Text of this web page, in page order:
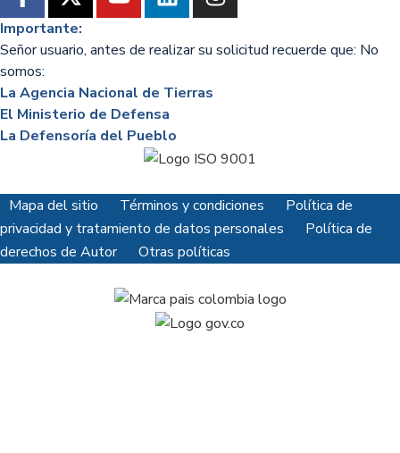
Importante:
Señor usuario, antes de realizar su solicitud recuerde que: No
somos:
La Agencia Nacional de Tierras
El Ministerio de Defensa
La Defensoría del Pueblo
Mapa del sitio Términos y condiciones
Política de
privacidad y tratamiento de datos personales
Política de
derechos de Autor
Otras políticas